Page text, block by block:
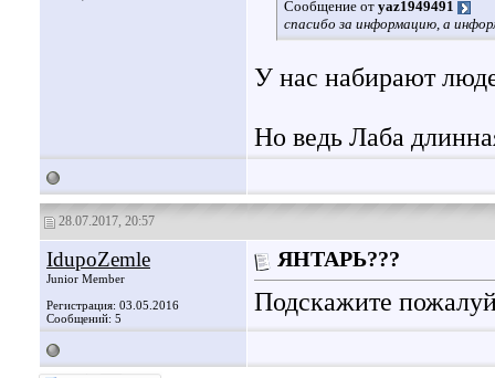
Сообщение от yaz1949491
спасибо за информацию, а
У нас набирают
Но ведь Лаба
28.07.2017, 20:57
IdupoZemle
Junior Member
Регистрация: 03.05.2016
Сообщений: 5
ЯНТАРЬ???
Подскажите